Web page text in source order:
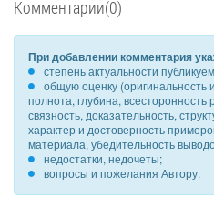
Комментарии(0)
При добавлении комментария
степень актуальности
общую оценку (оригинальность
полнота, глубина, всесторонность
связность, доказательность,
характер и достоверность
материала, убедительность
недостатки, недочеты;
вопросы и пожелания Автору.